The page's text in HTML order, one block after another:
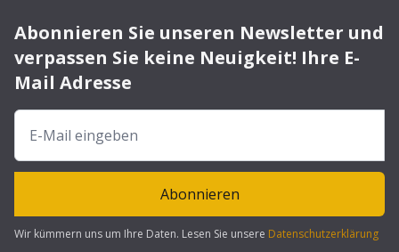
Abonnieren Sie unseren Newsletter und
verpassen Sie keine Neuigkeit! Ihre E-
Mail Adresse
Abonnieren
Wir kümmern uns um Ihre Daten. Lesen Sie unsere Datenschutzerklärung